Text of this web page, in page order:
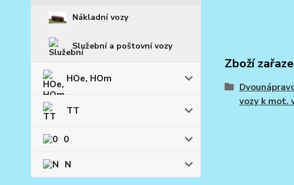
Nákladní vozy
Služební a poštovní vozy
HOe, HOm
TT
0
N
Zboží
vozy k mot.